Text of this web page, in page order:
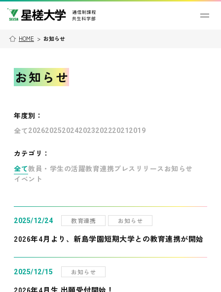
HOME > お知らせ
お知らせ
年度別 ：
全て202620252024202320222021 2019
カテゴリ：
全て教員・学生の活躍教育連携プレスリリース お知らせ
イベント
2025/12/24 教育連携 お知らせ
2026年4月より、新島学園短期大学との教育連携が開始
2025/12/15 お知らせ
2026年4月生 出願受付開始！